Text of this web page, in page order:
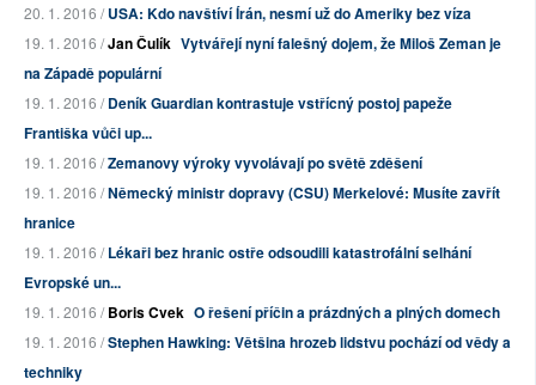
20. 1. 2016 /USA: Kdo navštíví Írán, nesmí už do Ameriky bez víza
19. 1. 2016 /Jan Čulík Vytvářejí nyní falešný dojem, že Miloš Zeman je
na Západě populární
19. 1. 2016 /Deník Guardian kontrastuje vstřícný postoj papeže
Františka vůči up...
19. 1. 2016 /Zemanovy výroky vyvolávají po světě zděšení
19. 1. 2016 /Německý ministr dopravy (CSU) Merkelové: Musíte zavřít
hranice
19. 1. 2016 /Lékaři bez hranic ostře odsoudili katastrofální selhání
Evropské un...
19. 1. 2016 /Boris Cvek O řešení příčin a prázdných a plných domech
19. 1. 2016 /Stephen Hawking: Většina hrozeb lidstvu pochází od vědy a
techniky